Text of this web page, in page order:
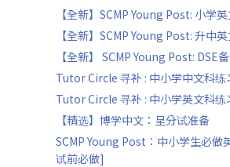
【全新】SCMP Young Post: 小学
【全新】SCMP Young Post: 升中
【全新】 SCMP Young Post: DSE
Tutor Circle 寻补 : 中小学中文科练
Tutor Circle 寻补 : 中小学英文科练
【精选】博学中文：呈分试准备
SCMP Young Post：中小学生必做
试前必做]